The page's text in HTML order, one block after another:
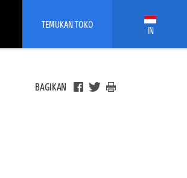
TEMUKAN TOKO IN
BAGIKAN